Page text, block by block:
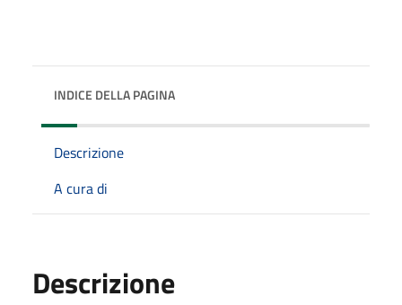
INDICE DELLA PAGINA
Descrizione
A cura di
Descrizione